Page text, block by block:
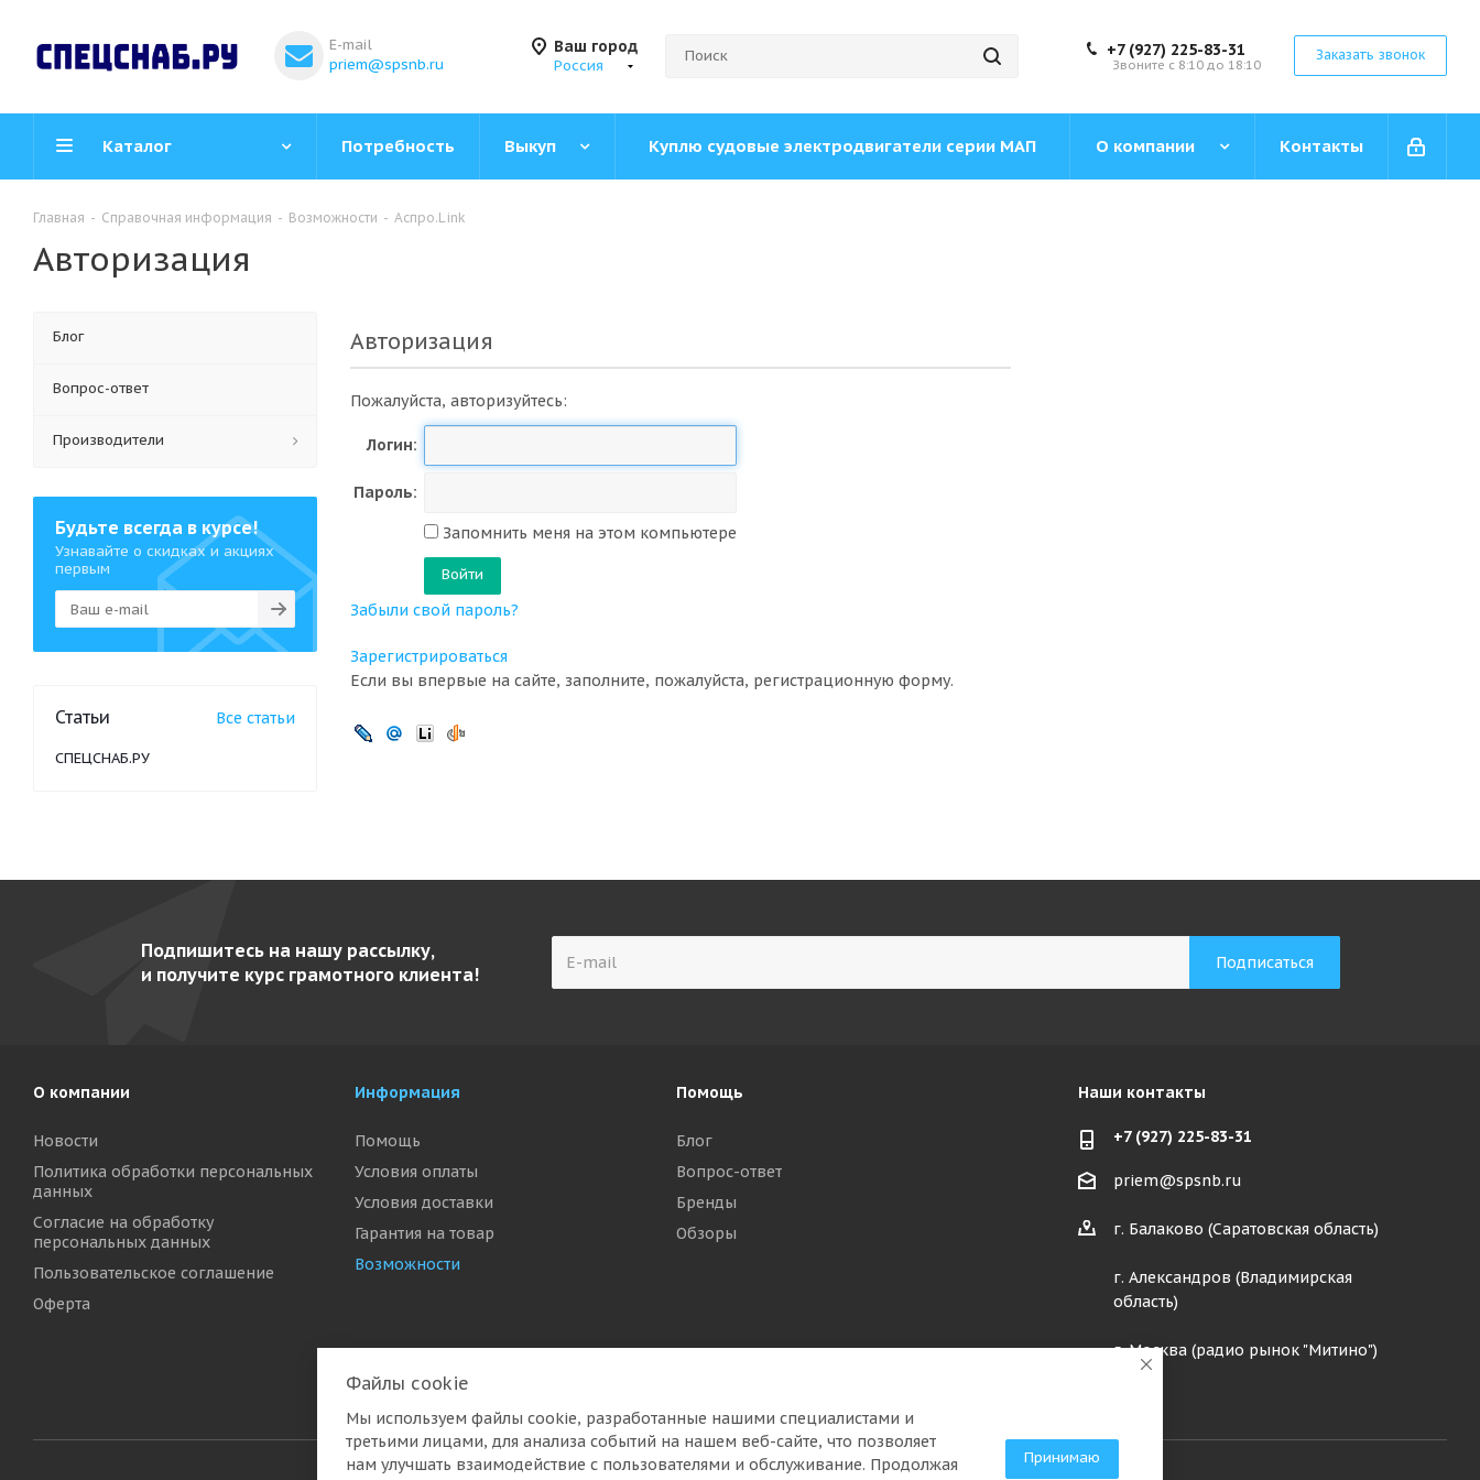
E-mail
priem@spsnb.ru
Ваш город
Россия
+7 (927) 225-83-31
Звоните с 8:10 до 18:10
Заказать звонок
Каталог Потребность Выкуп Куплю судовые электродвигатели серии МАП О компании Контакты
Главная - Справочная информация - Возможности - Аспро.Link
Авторизация
Авторизация
Пожалуйста, авторизуйтесь:
Логин:
Пароль:
Запомнить меня на этом компьютере
Забыли свой пароль?
Зарегистрироваться
Если вы впервые на сайте, заполните, пожалуйста, регистрационную форму.
Блог
Вопрос-ответ
Производители
Будьте всегда в курсе!
Узнавайте о скидках и акциях
первым
Статьи Все статьи
СПЕЦСНАБ.РУ
Подпишитесь на нашу рассылку,
и получите курс грамотного клиента!
О компании
Новости
Политика обработки персональных
данных
Согласие на обработку
персональных данных
Пользовательское соглашение
Оферта
Информация
Помощь
Условия оплаты
Условия доставки
Гарантия на товар
Возможности
Помощь
Блог
Вопрос-ответ
Бренды
Обзоры
Наши контакты
+7 (927) 225-83-31
priem@spsnb.ru
г. Балаково (Саратовская область)
г. Александров (Владимирская
область)
г. Москва (радио рынок "Митино")
Файлы cookie
Мы используем файлы cookie, разработанные нашими специалистами и
третьими лицами, для анализа событий на нашем веб-сайте, что позволяет
нам улучшать взаимодействие с пользователями и обслуживание. Продолжая
Принимаю